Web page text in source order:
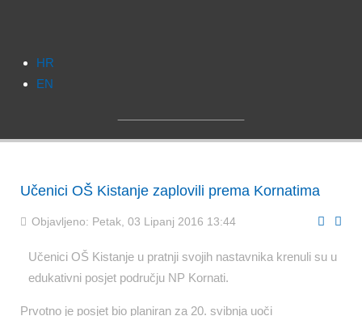
HR
EN
Učenici OŠ Kistanje zaplovili prema Kornatima
Objavljeno: Petak, 03 Lipanj 2016 13:44
Učenici OŠ Kistanje u pratnji svojih nastavnika krenuli su u
edukativni posjet području NP Kornati.
Prvotno je posjet bio planiran za 20. svibnja uoči